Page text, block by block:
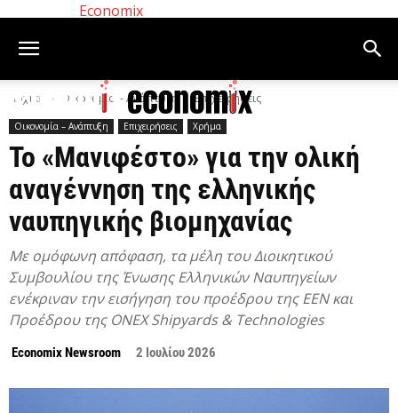
Economix
Αρχική Οικονομία – Ανάπτυξη Επιχειρήσεις
Οικονομία – Ανάπτυξη Επιχειρήσεις Χρήμα
Το «Μανιφέστο» για την ολική
αναγέννηση της ελληνικής
ναυπηγικής βιομηχανίας
Με ομόφωνη απόφαση, τα μέλη του Διοικητικού
Συμβουλίου της Ένωσης Ελληνικών Ναυπηγείων
ενέκριναν την εισήγηση του προέδρου της ΕΕΝ και
Προέδρου της ONEX Shipyards & Technologies
Economix Newsroom 2 Ιουλίου 2026